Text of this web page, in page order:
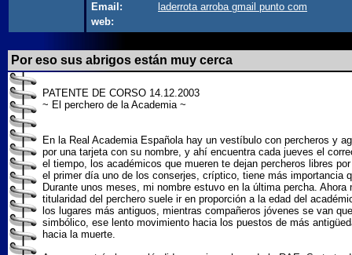
Email:
laderrota arroba gmail punto com
web:
Por eso sus abrigos están muy cerca
PATENTE DE CORSO 14.12.2003
~ El perchero de la Academia ~
En la Real Academia Española hay un vestíbulo con percheros y
por una tarjeta con su nombre, y ahí encuentra cada jueves el
el tiempo, los académicos que mueren te dejan percheros libres
el primer día uno de los conserjes, críptico, tiene más importancia
Durante unos meses, mi nombre estuvo en la última percha.
titularidad del perchero suele ir en proporción a la edad del
los lugares más antiguos, mientras compañeros jóvenes se van
simbólico, ese lento movimiento hacia los puestos de más
hacia la muerte.